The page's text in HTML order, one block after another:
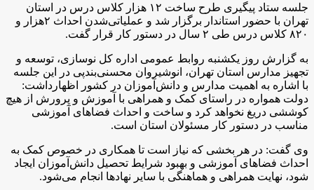
جلسه ستاد پیگیری طرح ساخت ۱۲ هزار کلاس درس در استان
تهران با حضور استاندار برگزار شد و عملیاتی‌شدن احداث ۲هزار و
۸۲۰ کلاس درس طی ۲ سال در دستور کار قرار گفت.
به گزارش روز یکشنبه روابط عمومی اداره کل نوسازی، توسعه و
تجهیز مدارس استان تهران، انوشیروان محسنی‌بندپی در این جلسه
با اشاره به اهمیت مدارس و دانش‌آموزان در کشور اظهارداشت:
دولت همواره در راستای کمک و همراهی با آموزش و پرورش از هیچ
کوششی دریغ نخواهد کرد و ساخت و احداث فضاهای آموزشی
مناسب در دستور کار مسئولان استان است.
وی گفت: در هر بخشی که نیاز است تا همکاری در خصوص کمک به
احداث فضاهای آموزشی و بهبود شرایط تحصیل دانش‌آموزان ایجاد
شود، نهایت همراهی و هماهنگی با سایر نهادها انجام می‌شود.